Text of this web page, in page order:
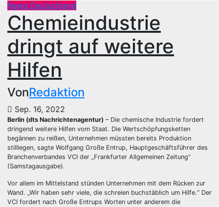
News Deutschland
Chemieindustrie
dringt auf weitere
Hilfen
VonRedaktion
Sep. 16, 2022
Berlin (dts Nachrichtenagentur) – Die chemische Industrie fordert
dringend weitere Hilfen vom Staat. Die Wertschöpfungsketten
begännen zu reißen, Unternehmen müssten bereits Produktion
stilllegen, sagte Wolfgang Große Entrup, Hauptgeschäftsführer des
Branchenverbandes VCI der „Frankfurter Allgemeinen Zeitung“
(Samstagausgabe).
Vor allem im Mittelstand stünden Unternehmen mit dem Rücken zur
Wand. „Wir haben sehr viele, die schreien buchstäblich um Hilfe.“ Der
VCI fordert nach Große Entrups Worten unter anderem die